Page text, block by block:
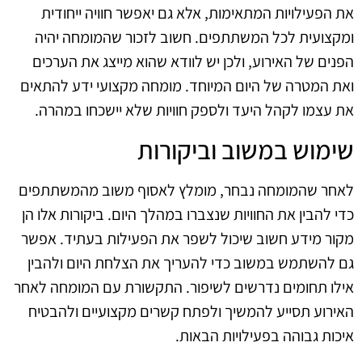
את הפעילויות המתאימות, אלא גם יאפשר חוויה ייחודית
ומקצועית לכל המשתתפים. חשוב לזכור שהמומחה יהיה
הפנים של האירוע, ולכן יש לוודא שהוא מייצג את הערכים
ואת המטרה של היום המיוחד. מומחה מקצועי ידע להתאים
את עצמו לקהל היעד ולספק חוויות שלא יישכחו במהרה.
שימוש במשוב וביקורות
לאחר שהמומחה נבחר, מומלץ לאסוף משוב מהמשתתפים
כדי להבין את החוויות שנצברו במהלך היום. ביקורות אלו הן
מקור מידע חשוב שיכול לשפר את הפעילות בעתיד. אפשר
גם להשתמש במשוב כדי להעריך את הצלחת היום ולהבין
אילו תחומים נדרשים לשיפור. התקשורת עם המומחה לאחר
האירוע תסייע להמשיך ולפתח קשרים מקצועיים ולהבטיח
איכות גבוהה בפעילויות הבאות.